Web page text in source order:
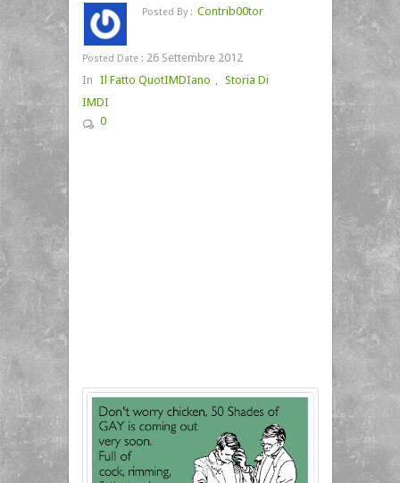
Posted By : Contrib00tor
Posted Date : 26 Settembre 2012
In Il Fatto QuotIMDIano , Storia Di
IMDI
0